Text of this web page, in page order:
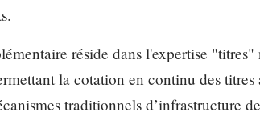
réside dans l'expertise "titres"
la cotation en continu des
traditionnels d’infrastructure